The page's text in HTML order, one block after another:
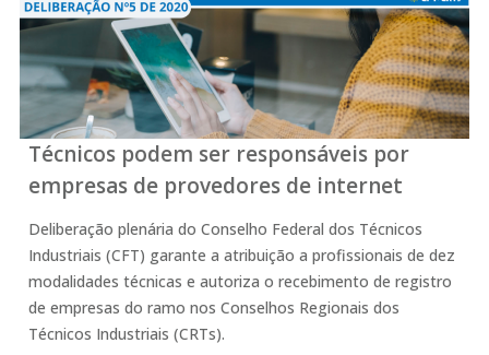
Técnicos podem ser responsáveis por
empresas de provedores de internet
Deliberação plenária do Conselho Federal dos Técnicos
Industriais (CFT) garante a atribuição a profissionais de dez
modalidades técnicas e autoriza o recebimento de registro
de empresas do ramo nos Conselhos Regionais dos
Técnicos Industriais (CRTs).